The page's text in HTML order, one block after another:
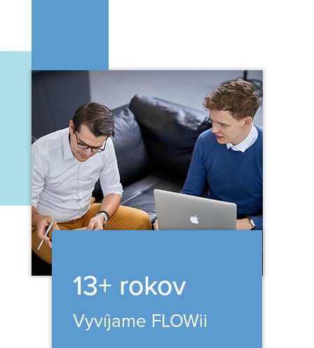
13+ rokov
Vyvíjame FLOWii